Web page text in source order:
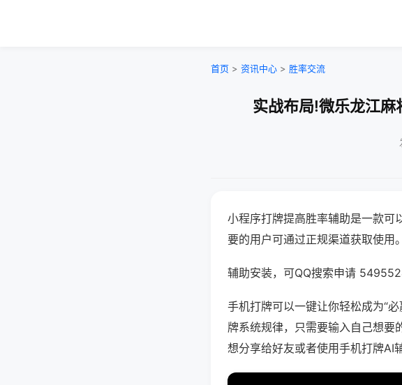
首页 > 资讯中心 > 胜率交流
实战布局!微乐龙江
小程序打牌提高胜率辅助是一款可
要的用户可通过正规渠道获取使用。
辅助安装，可QQ搜索申请
手机打牌可以一键让你轻松成为“
牌系统规律，只需要输入自己想要
想分享给好友或者使用手机打牌AI